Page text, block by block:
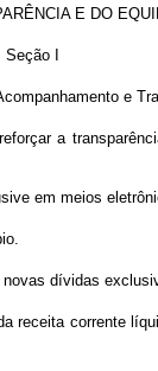
E DO
Seção I
e
a
em meios
dívidas
corrente